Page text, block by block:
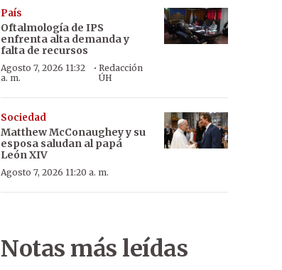
País
Oftalmología de IPS
enfrenta alta demanda y
falta de recursos
Agosto 7, 2026 11:32
a. m.
·Redacción
ÚH
Sociedad
Matthew McConaughey y su
esposa saludan al papá
León XIV
Agosto 7, 2026 11:20 a. m.
Notas más leídas